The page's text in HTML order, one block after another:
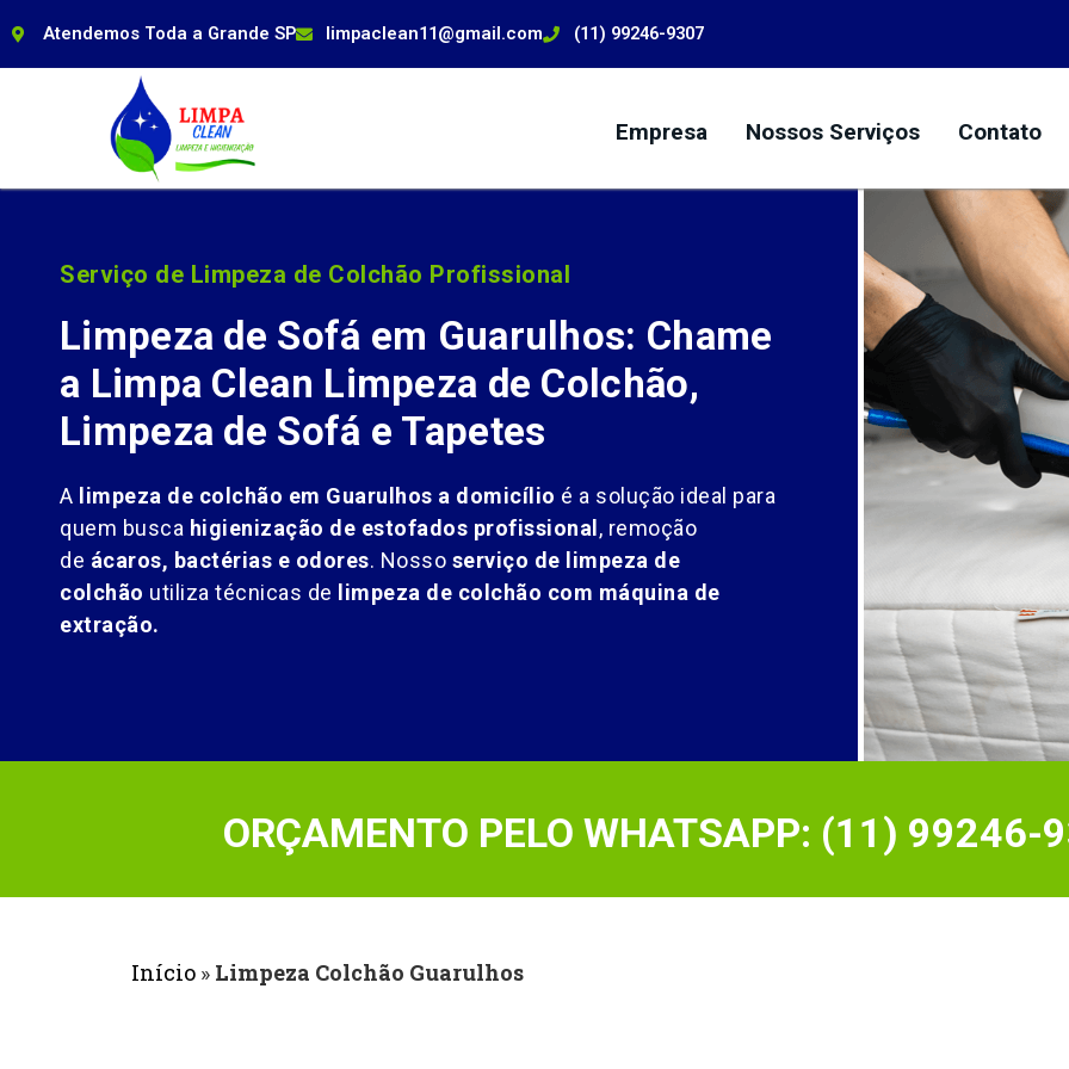
Atendemos Toda a Grande SP limpaclean11@gmail.com (11) 99246-9307
Empresa Nossos Serviços Contato
Serviço de Limpeza de Colchão Profissional
Limpeza de Sofá em Guarulhos: Chame
a Limpa Clean Limpeza de Colchão,
Limpeza de Sofá e Tapetes
A limpeza de colchão em Guarulhos a domicílio é a solução ideal para
quem busca higienização de estofados profissional, remoção
de ácaros, bactérias e odores. Nosso serviço de limpeza de
colchão utiliza técnicas de limpeza de colchão com máquina de
extração.
ORÇAMENTO PELO WHATSAPP: (11) 99246-
Início » Limpeza Colchão Guarulhos